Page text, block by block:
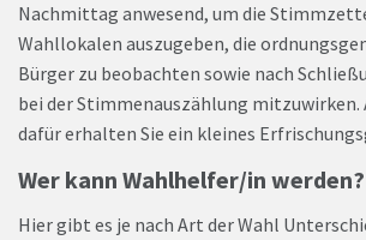
Nachmittag anwesend, um die
Wahllokalen auszugeben, die
Bürger zu beobachten sowie nach
bei der Stimmenauszählung mitzuwirken.
dafür erhalten Sie ein kleines
Wer kann Wahlhelfer/in werden?
Hier gibt es je nach Art der Wahl